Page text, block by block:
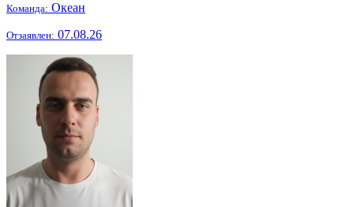
Команда: Океан
Отзаявлен: 07.08.26